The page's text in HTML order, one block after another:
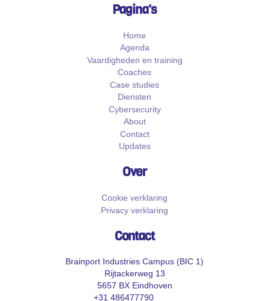
Pagina's
Home
Agenda
Vaardigheden en training
Coaches
Case studies
Diensten
Cybersecurity
About
Contact
Updates
Over
Cookie verklaring
Privacy verklaring
Contact
Brainport Industries Campus (BIC 1)
Rijtackerweg 13
5657 BX Eindhoven
+31 486477790